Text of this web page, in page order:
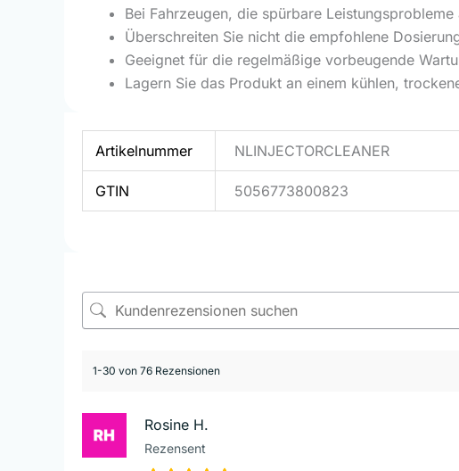
Bei Fahrzeugen, die spürbare
Überschreiten Sie nicht die empfohlene
Geeignet für die regelmäßige vorbeugende
Lagern Sie das Produkt an einem kühlen,
Artikelnummer NLINJECTORCLEANER
GTIN 5056773800823
1-30 von 76 Rezensionen
Rosine H.
Rezensent